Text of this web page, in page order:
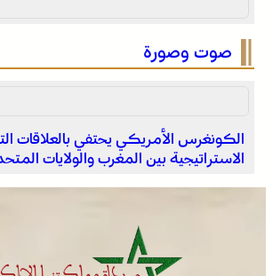
التفاصيل الكاملة لاقتحام ولي العهد مياه
صوت وصورة
الكونغرس الأمريكي يحتفي بالعلاقات
الاستراتيجية بين المغرب والولايات